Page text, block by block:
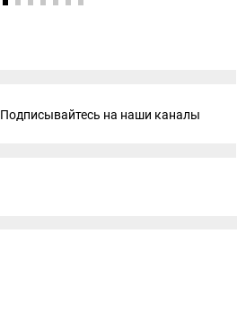
Подписывайтесь на наши каналы